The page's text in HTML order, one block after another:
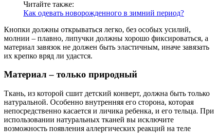
Читайте также:
Как одевать новорожденного в зимний период?
Кнопки должны открываться легко, без особых усилий,
молнии – плавно, липучки должны хорошо фиксироваться, а
материал завязок не должен быть эластичным, иначе завязать
их крепко вряд ли удастся.
Материал – только природный
Ткань, из которой сшит детский конверт, должна быть только
натуральной. Особенно внутренняя его сторона, которая
непосредственно касается и личика ребенка, и его тельца. При
использовании натуральных тканей вы исключите
возможность появления аллергических реакций на теле